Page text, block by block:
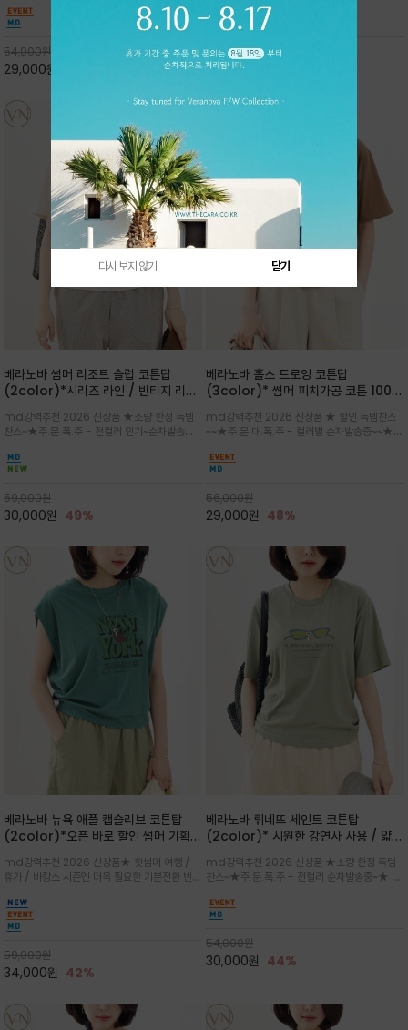
안함을 동시에 느낄수 있으며 차분하고 필요한
컬러웨이로 단독 또는 린넨 자켓/ 여름점퍼 안에
코디하기 만능템 입니다^^
54,000원
29,000원
핏 강연티셔츠
한 착용감을 선사하며, 자연스럽게 떨어지는 실루
엣이 편안하며 ★도회적인 무드로 루즈하게 단독
65,000원
30,000
베라노바 썸머 리조트 슬럽 코튼탑
(2color)*시리즈 라인 / 빈티지 리조
는 가벼운 코튼 터치의 반팔 티셔츠입니
다
md강력추천 2026 신상품 ★소량 한정 득템
찬스~★주.문.폭.주 - 전컬러 인기~순차발송중
아(Sepia)나 파스텔 톤의 해변 풍경으로 세련
된 뮤트톤 컬러 팔레트로 빈티지한 무드의 선샤
인 프린트가 더해져 담백하면서도 감각
59,000원
30,000원 49%
베라노바 홀스 드로잉 코튼탑
(3color)* 썸머 피치가공 코튼 100프
의 미를 살려 말의 윤곽선만 스케치하여
감성을 담은 아이템
md강력추천 2026 신상품 ★ 할인 득템찬스
~~★주.문.대.폭.주 - 컬러별 순차발송중~~★프
말(Horse) 드로잉 티셔츠는 여유로운 실루엣과
감각적인 아트워크로 고급스러운 여름 스타일링
을 완성할 수 있습니다
56,000원
29,000원 48%
베라노바 뉴욕 애플 캡슬리브 코튼탑
(2color)*오픈 바로 할인 썸머 기획
★ 한정수량 제작 ★ 강연 코튼으로 빈
티지 프린트로 여름 하의와 모두 잘어울
리는 그래픽
md강력추천 2026 신상품★ 핫썸머 여행 /
휴가 / 바캉스 시즌엔 더욱 필요한 기분전환 빈티
부에 산뜻하게 닿는 프리미엄 /답답함 없는 라운
드 넥라인과 자연스럽게 어깨를 감싸는 캡슬리브
디자인이 팔 라인을 더욱 날씬
59,000원
34,000원 42%
베라노바 뤼네뜨 세인트 코튼탑
(2color)* 시원한 강연사 사용 / 얇고
피부에 잘 달라붙지 않아 통기성이 탁월
md강력추천 2026 신상품 ★소량 한정 득템
찬스~★주.문.폭.주 - 전컬러 순차발송중~★ 감
라인과 여유 있는 스탠다드 핏으로 부담 없이 착
용/과하지 않은 프린트 디테일이 룩에 세련된 위
트를 더해 데일리 룩에 포인트
54,000원
30,000원 44%
다시 보지 않기 닫기